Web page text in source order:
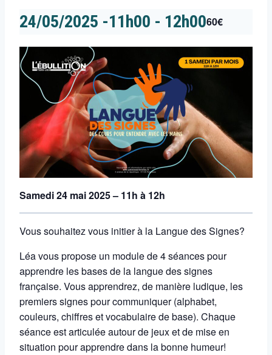
24/05/2025 -11h00 - 12h0060€
Samedi 24 mai 2025 – 11h à 12h
Vous souhaitez vous initier à la Langue des Signes?
Léa vous propose un module de 4 séancespour
apprendre les bases de la langue des signes
française. Vous apprendrez, de manière ludique, les
premiers signes pour communiquer (alphabet,
couleurs, chiffres et vocabulaire de base). Chaque
séance est articulée autour de jeux et de mise en
situation pour apprendre dans la bonne humeur!